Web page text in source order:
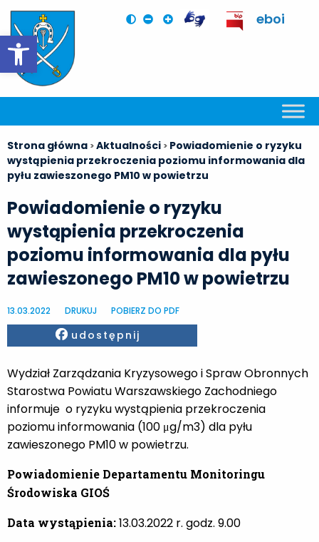
Otwórz pasek narzędzi
eboi
Strona główna >Aktualności > Powiadomienie o ryzyku
wystąpienia przekroczenia poziomu informowania dla
pyłu zawieszonego PM10 w powietrzu
Powiadomienie o ryzyku
wystąpienia przekroczenia
poziomu informowania dla pyłu
zawieszonego PM10 w powietrzu
13.03.2022 DRUKUJ POBIERZ DO PDF
Facebook
udostępnij
Wydział Zarządzania Kryzysowego i Spraw Obronnych
Starostwa Powiatu Warszawskiego Zachodniego
informuje o ryzyku wystąpienia przekroczenia
poziomu informowania (100 μg/m3) dla pyłu
zawieszonego PM10 w powietrzu.
Powiadomienie Departamentu Monitoringu
Środowiska GIOŚ
Data wystąpienia:13.03.2022 r. godz. 9.00